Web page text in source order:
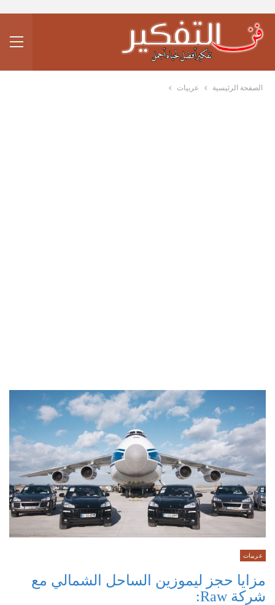
الصفحة الرئيسية عربيات
عربيات
مزايا حجز ليموزين الساحل الشمالي مع
شركة Raw: